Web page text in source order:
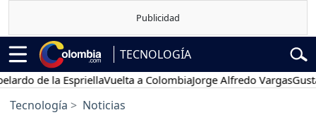
TECNOLOGÍA
de la EspriellaVuelta a ColombiaJorge Alfredo VargasGustavo
Tecnología Noticias